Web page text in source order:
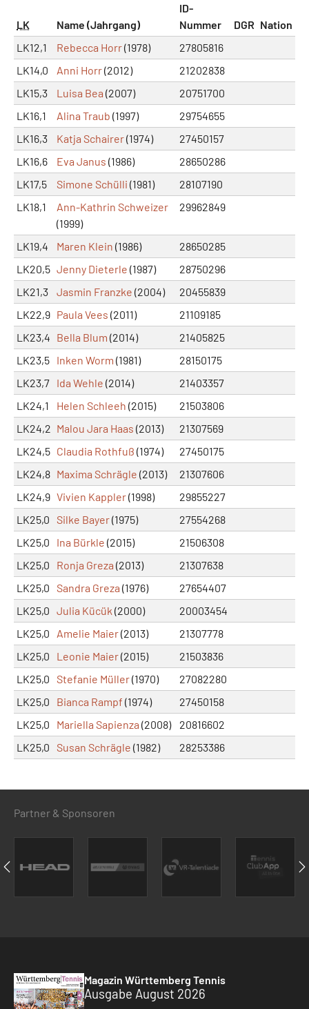
LK Name (Jahrgang)
ID-
Nummer
DGR Nation
LK12,1
Rebecca Horr(1978)
27805816
LK14,0
Anni Horr(2012)
21202838
LK15,3
Luisa Bea (2007)
20751700
LK16,1
Alina Traub (1997)
29754655
LK16,3
Katja Schairer(1974)
27450157
LK16,6
Eva Janus (1986)
28650286
LK17,5
Simone Schülli (1981)
28107190
LK18,1
Ann-Kathrin Schweizer
(1999)
29962849
LK19,4 Maren Klein (1986)
28650285
LK20,5 Jenny Dieterle (1987)
28750296
LK21,3
Jasmin Franzke (2004)
20455839
LK22,9 Paula Vees (2011)
21109185
LK23,4 Bella Blum (2014)
21405825
LK23,5 Inken Worm (1981)
28150175
LK23,7 Ida Wehle (2014)
21403357
LK24,1
Helen Schleeh (2015)
21503806
LK24,2 Malou Jara Haas (2013)
21307569
LK24,5 Claudia Rothfuß (1974)
27450175
LK24,8 Maxima Schrägle (2013)
21307606
LK24,9 Vivien Kappler(1998)
29855227
LK25,0 Silke Bayer(1975)
27554268
LK25,0
Ina Bürkle (2015)
21506308
LK25,0
Ronja Greza (2013)
21307638
LK25,0 Sandra Greza (1976)
27654407
LK25,0 Julia Kücük (2000)
20003454
LK25,0
Amelie Maier(2013)
21307778
LK25,0
Leonie Maier(2015)
21503836
LK25,0 Stefanie Müller(1970)
27082280
LK25,0
Bianca Rampf (1974)
27450158
LK25,0
Mariella Sapienza (2008)
20816602
LK25,0 Susan Schrägle (1982) 28253386
Partner & Sponsoren
Magazin Württemberg Tennis
Ausgabe August 2026